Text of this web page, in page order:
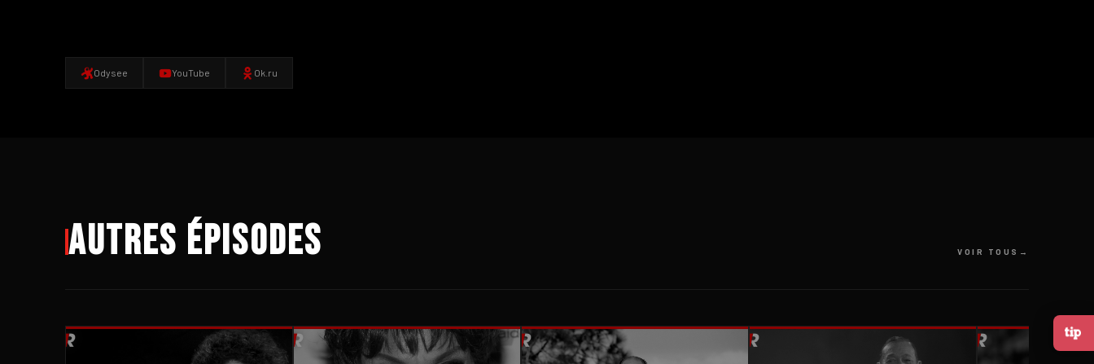
Odysee YouTube Ok.ru
Autres épisodes VOIR TOUS